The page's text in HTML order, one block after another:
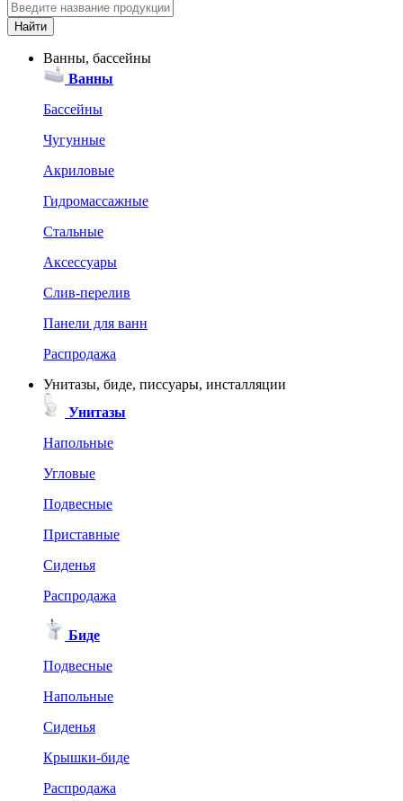
Ванны, бассейны
Ванны
Бассейны
Чугунные
Акриловые
Гидромассажные
Стальные
Аксессуары
Слив-перелив
Панели для ванн
Распродажа
Унитазы, биде, писсуары, инсталляции
Унитазы
Напольные
Угловые
Подвесные
Приставные
Сиденья
Распродажа
Биде
Подвесные
Напольные
Сиденья
Крышки-биде
Распродажа